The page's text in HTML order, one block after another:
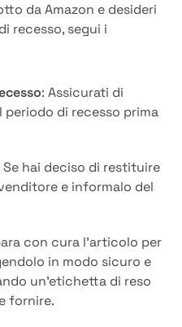
da Amazon e desideri
recesso, segui i
: Assicurati di
periodo di recesso prima
Se hai deciso di restituire
e informalo del
con cura l'articolo per
in modo sicuro e
un'etichetta di reso
fornire.